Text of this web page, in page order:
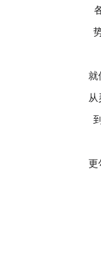
就
从
更